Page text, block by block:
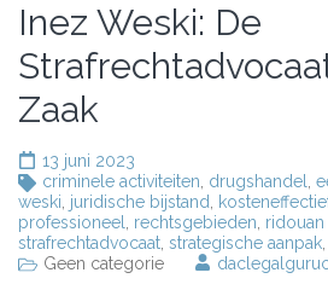
Inez Weski: De
Zaak
13 juni 2023
criminele activiteiten drugshandel
weski juridische bijstand
professioneel
rechtsgebieden ridouan
strafrechtadvocaat strategische aanpak
Geen categorie